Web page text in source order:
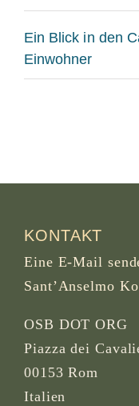
Ein Blick in den
Einwohner
KONTAKT
Eine E-Mail
Sant’Anselmo
OSB DOT ORG
Piazza dei
00153 Rom
Italien